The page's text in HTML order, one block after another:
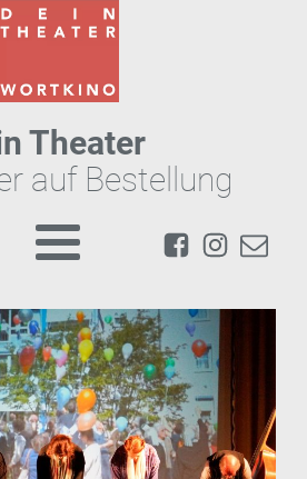
Theater
auf Bestellung